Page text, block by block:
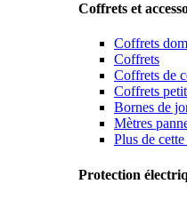
Coffrets et
Coffrets
Coffrets
Coffrets de
Coffrets
Bornes de
Mètres
Plus de
Protection